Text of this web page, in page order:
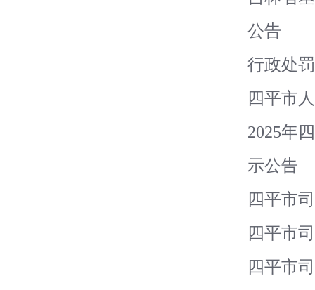
公告
行政处
四平市
2025年
示公告
四平市
四平市
四平市